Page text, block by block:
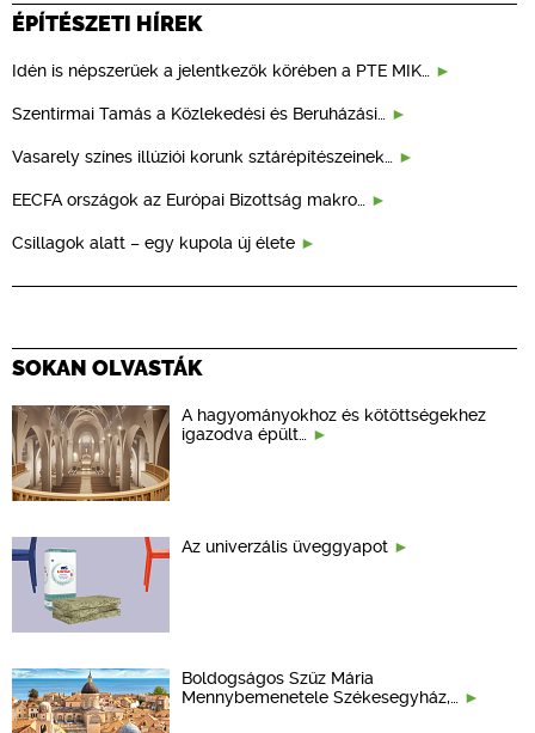
ÉPÍTÉSZETI HÍREK
Idén is népszerűek a jelentkezők körében a PTE MIK…
Szentirmai Tamás a Közlekedési és Beruházási…
Vasarely színes illúziói korunk sztárépítészeinek…
EECFA országok az Európai Bizottság makro…
Csillagok alatt – egy kupola új élete
SOKAN OLVASTÁK
A hagyományokhoz és kötöttségekhez
igazodva épült…
Az univerzális üveggyapot
Boldogságos Szűz Mária
Mennybemenetele Székesegyház,…